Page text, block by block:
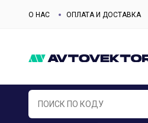
О НАС ОПЛАТА И ДОСТАВКА